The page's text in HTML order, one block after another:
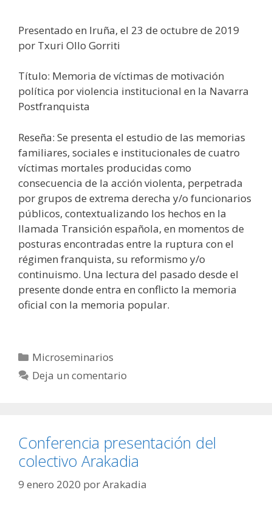
Presentado en Iruña, el 23 de octubre de 2019
por Txuri Ollo Gorriti
Título: Memoria de víctimas de motivación
política por violencia institucional en la Navarra
Postfranquista
Reseña: Se presenta el estudio de las memorias
familiares, sociales e institucionales de cuatro
víctimas mortales producidas como
consecuencia de la acción violenta, perpetrada
por grupos de extrema derecha y/o funcionarios
públicos, contextualizando los hechos en la
llamada Transición española, en momentos de
posturas encontradas entre la ruptura con el
régimen franquista, su reformismo y/o
continuismo. Una lectura del pasado desde el
presente donde entra en conflicto la memoria
oficial con la memoria popular.
Categorías
Microseminarios
Deja un comentario
Conferencia presentación del
colectivo Arakadia
9 enero 2020 porArakadia